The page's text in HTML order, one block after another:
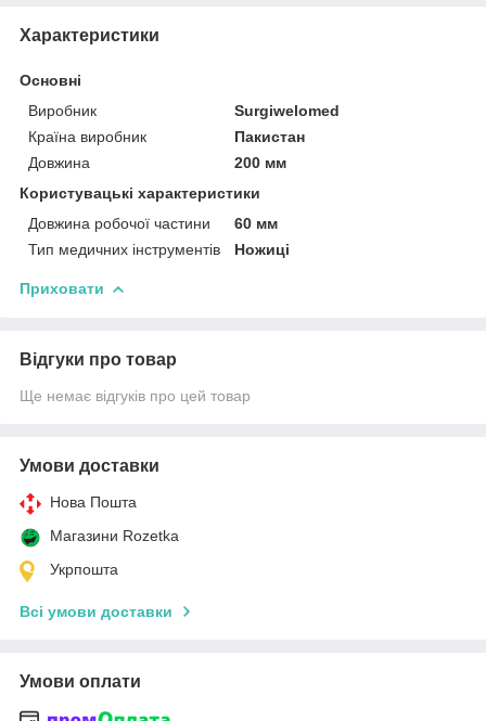
Характеристики
Основні
Виробник
Surgiwelomed
Країна виробник
Пакистан
Довжина
200 мм
Користувацькі характеристики
Довжина робочої частини
60 мм
Тип медичних інструментів
Ножиці
Приховати
Відгуки про товар
Ще немає відгуків про цей товар
Умови доставки
Нова Пошта
Магазини Rozetka
Укрпошта
Всі умови доставки
Умови оплати